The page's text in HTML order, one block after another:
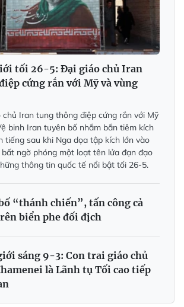
tối 26-5: Đại giáo chủ Iran
cứng rắn với Mỹ và vùng
chủ Iran tung thông điệp cứng rắn với Mỹ
binh Iran tuyên bố nhắm bắn tiêm kích
tiếng sau khi Nga dọa tập kích lớn vào
bất ngờ phóng một loạt tên lửa đạn đạo
thông tin quốc tế nổi bật tối 26-5.
“thánh chiến”, tấn công cả
biển phe đối địch
sáng 9-3: Con trai giáo chủ
là Lãnh tụ Tối cao tiếp